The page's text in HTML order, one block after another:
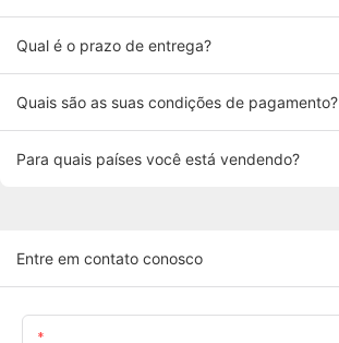
Qual é o prazo de entrega?
Quais são as suas condições de pagamento?
Para quais países você está vendendo?
Entre em contato conosco